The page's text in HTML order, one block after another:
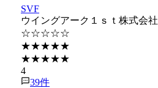
SVF
ウイングアーク１ｓｔ株式会社
☆☆☆☆☆
★★★★★
★★★★★
4
39件